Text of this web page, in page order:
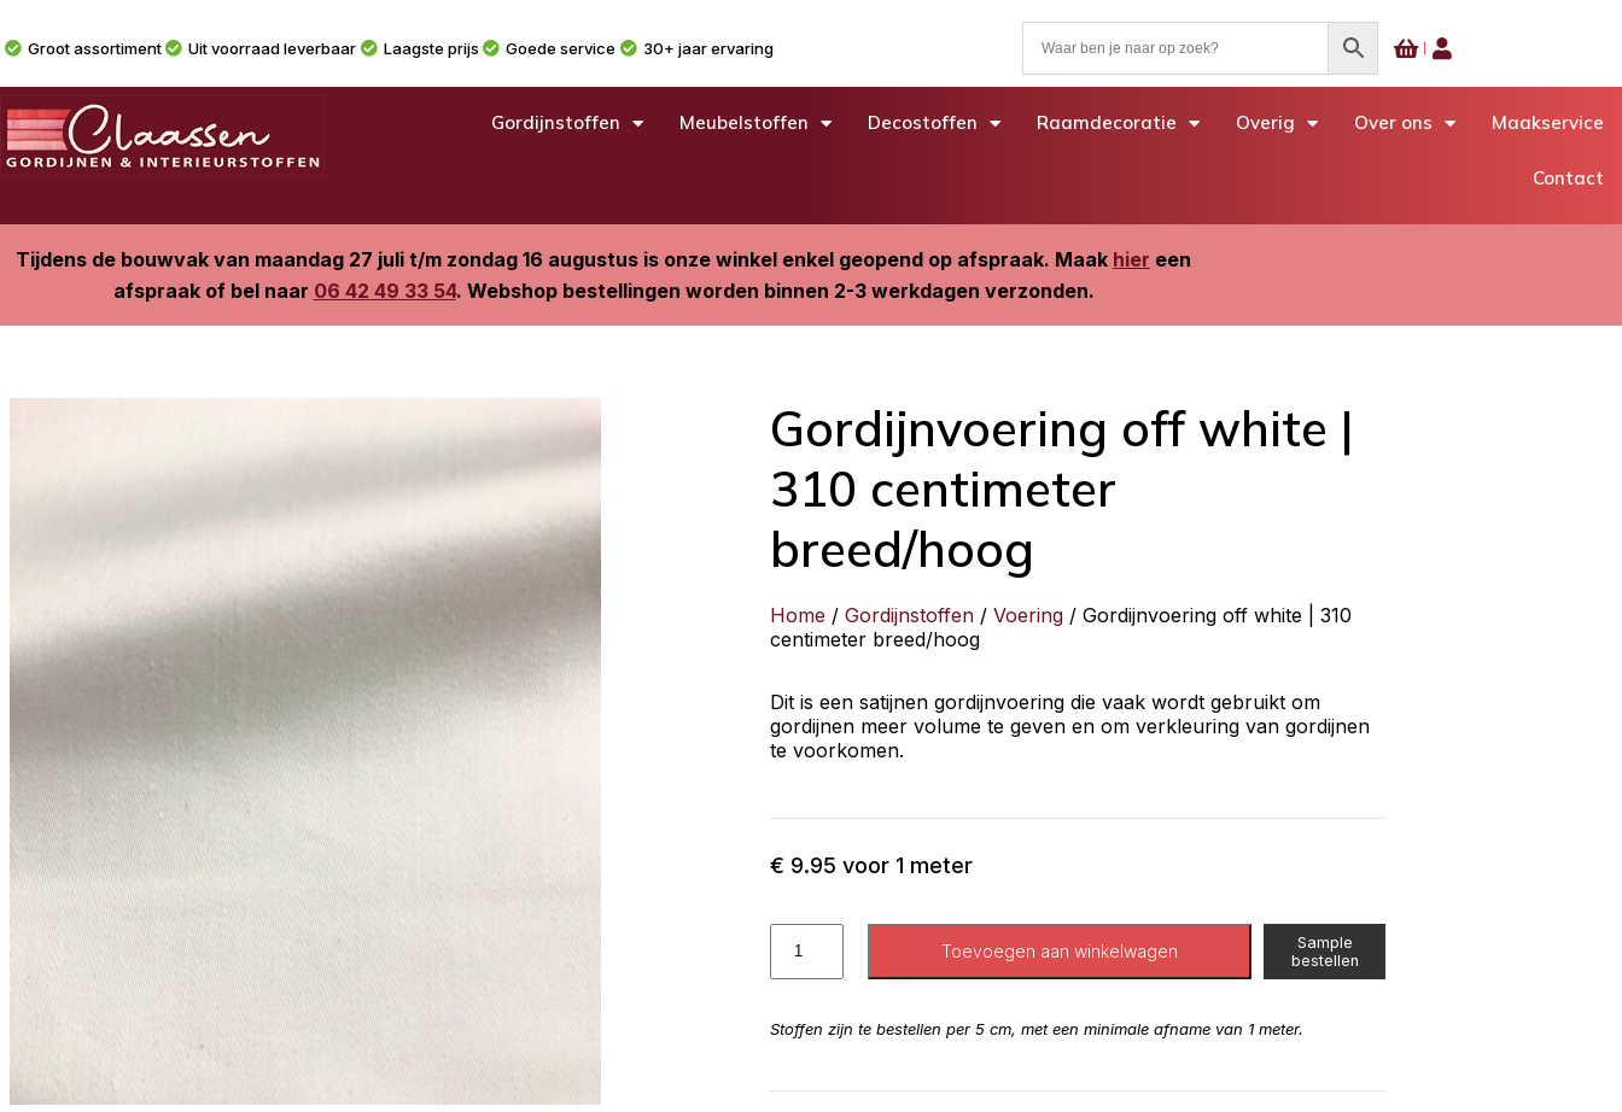
Groot assortiment Uit voorraad leverbaar Laagste prijs Goede service 30+ jaar ervaring
Gordijnstoffen Meubelstoffen Decostoffen Raamdecoratie Overig Over ons Maakservice
Contact
Tijdens de bouwvak van maandag 27 juli t/m zondag 16 augustus is onze winkel enkel geopend op afspraak. Maak hier een
afspraak of bel naar 06 42 49 33 54. Webshop bestellingen worden binnen 2-3 werkdagen verzonden.
Gordijnvoering off white |
310 centimeter
breed/hoog
Home / Gordijnstoffen / Voering / Gordijnvoering off white | 310
centimeter breed/hoog
Dit is een satijnen gordijnvoering die vaak wordt gebruikt om
gordijnen meer volume te geven en om verkleuring van gordijnen
te voorkomen.
€ 9.95 voor 1 meter
Toevoegen aan winkelwagen
Sample
bestellen
Stoffen zijn te bestellen per 5 cm, met een minimale afname van 1 meter.